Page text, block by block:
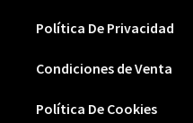
Política De Privacidad
Condiciones de Venta
Política De Cookies